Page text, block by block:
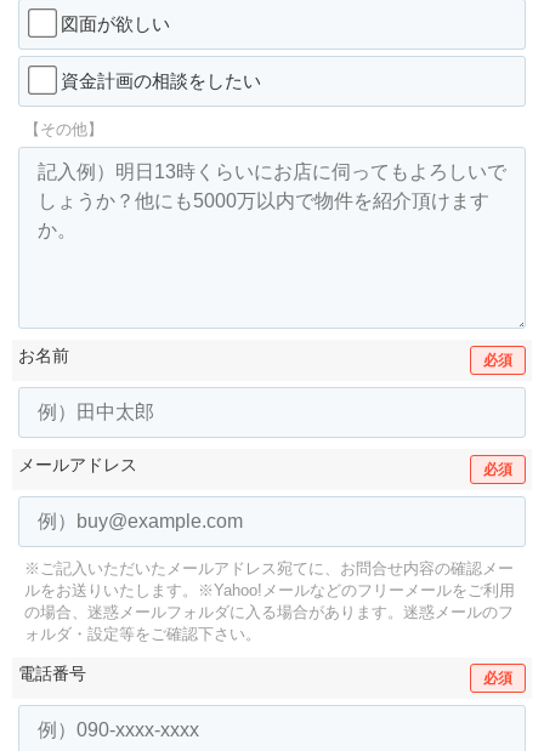
図面が欲しい
資金計画の相談をしたい
【その他】
お名前 必須
メールアドレス 必須
※ご記入いただいたメールアドレス宛てに、お問合せ内容の確認メー
ルをお送りいたします。
※Yahoo!メールなどのフリーメールをご利用
の場合、迷惑メールフォルダに入る場合があります。 迷惑メールのフ
ォルダ・設定等をご確認下さい。
電話番号 必須